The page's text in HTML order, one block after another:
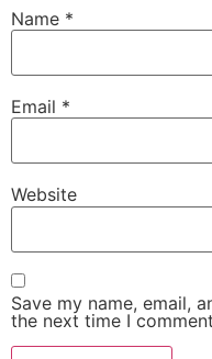
Name *
Email *
Website
Save my name, email,
the next time I